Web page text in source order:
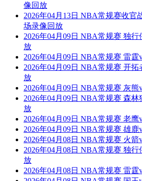
像回放
2026年04月13日 NBA常规赛收官
场录像回放
2026年04月09日 NBA常规赛 独行
放
2026年04月09日 NBA常规赛 雷
2026年04月09日 NBA常规赛 开拓
放
2026年04月09日 NBA常规赛 灰
2026年04月09日 NBA常规赛 森林
放
2026年04月09日 NBA常规赛 老
2026年04月09日 NBA常规赛 雄
2026年04月08日 NBA常规赛 火
2026年04月08日 NBA常规赛 独行
放
2026年04月08日 NBA常规赛 雷